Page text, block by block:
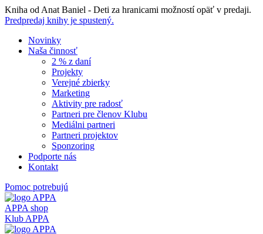
Skip
to
Kniha od Anat Baniel - Deti za hranicami možností opäť v predaji.
Predpredaj knihy je spustený.
Novinky
Naša činnosť
2 % z daní
Projekty
Verejné zbierky
Marketing
Aktivity pre radosť
Partneri pre členov Klubu
Mediálni partneri
Partneri projektov
Sponzoring
Podporte nás
Kontakt
Pomoc potrebujú
APPA shop
Klub APPA